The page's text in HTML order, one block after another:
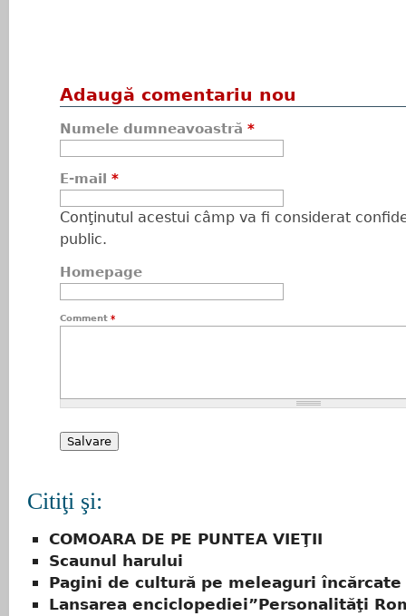
Adaugă comentariu nou
Numele dumneavoastră *
E-mail *
Conţinutul acestui câmp va fi considerat
public.
Homepage
Comment *
Citiţi şi:
COMOARA DE PE PUNTEA VIEŢII
Scaunul harului
Pagini de cultură pe meleaguri
Lansarea enciclopediei”Personalităţi